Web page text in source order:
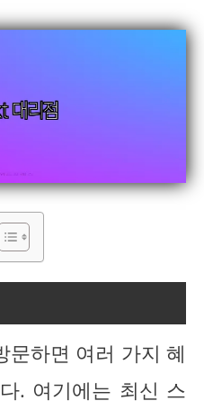
문하면 여러 가지 혜
. 여기에는 최신 스